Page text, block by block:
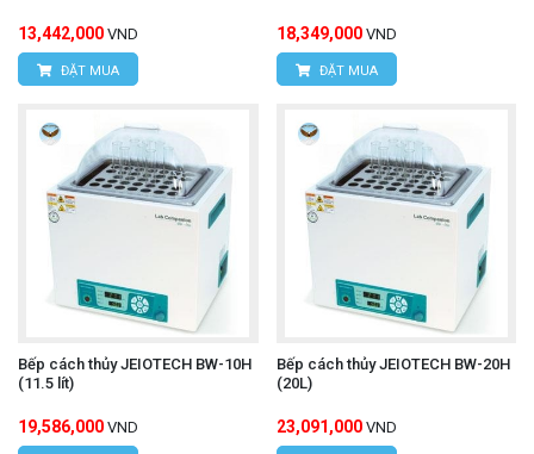
13,442,000 VND
ĐẶT MUA
18,349,000 VND
ĐẶT MUA
Bếp cách thủy JEIOTECH BW-10H
(11.5 lít)
19,586,000 VND
Bếp cách thủy JEIOTECH BW-20H
(20L)
23,091,000 VND